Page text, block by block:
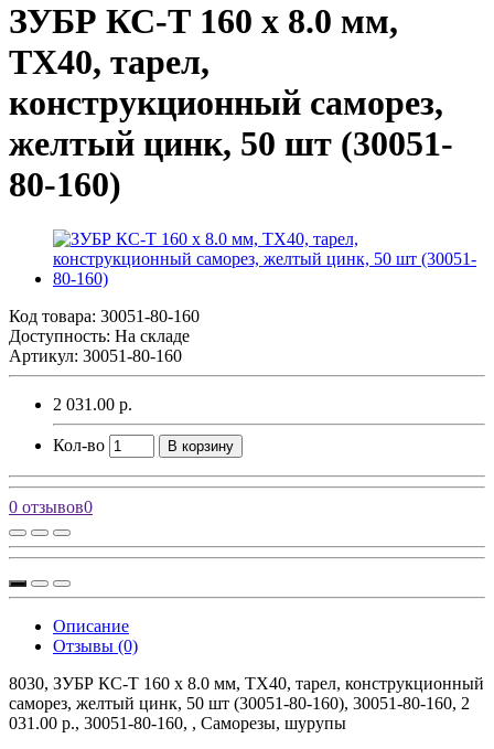
ЗУБР КС-Т 160 х 8.0 мм,
TX40, тарел,
конструкционный саморез,
желтый цинк, 50 шт (30051-
80-160)
Код товара: 30051-80-160
Доступность: На складе
Артикул: 30051-80-160
2 031.00 р.
Кол-во В корзину
0 отзывов0
Описание
Отзывы (0)
8030, ЗУБР КС-Т 160 х 8.0 мм, TX40, тарел, конструкционный
саморез, желтый цинк, 50 шт (30051-80-160), 30051-80-160, 2
031.00 р., 30051-80-160, , Саморезы, шурупы